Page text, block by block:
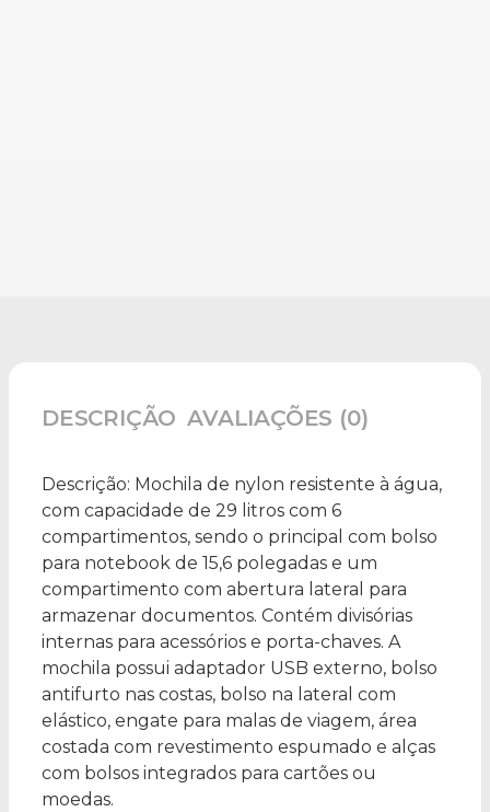
DESCRIÇÃO AVALIAÇÕES (0)
Descrição: Mochila de nylon resistente à água,
com capacidade de 29 litros com 6
compartimentos, sendo o principal com bolso
para notebook de 15,6 polegadas e um
compartimento com abertura lateral para
armazenar documentos. Contém divisórias
internas para acessórios e porta-chaves. A
mochila possui adaptador USB externo, bolso
antifurto nas costas, bolso na lateral com
elástico, engate para malas de viagem, área
costada com revestimento espumado e alças
com bolsos integrados para cartões ou
moedas.